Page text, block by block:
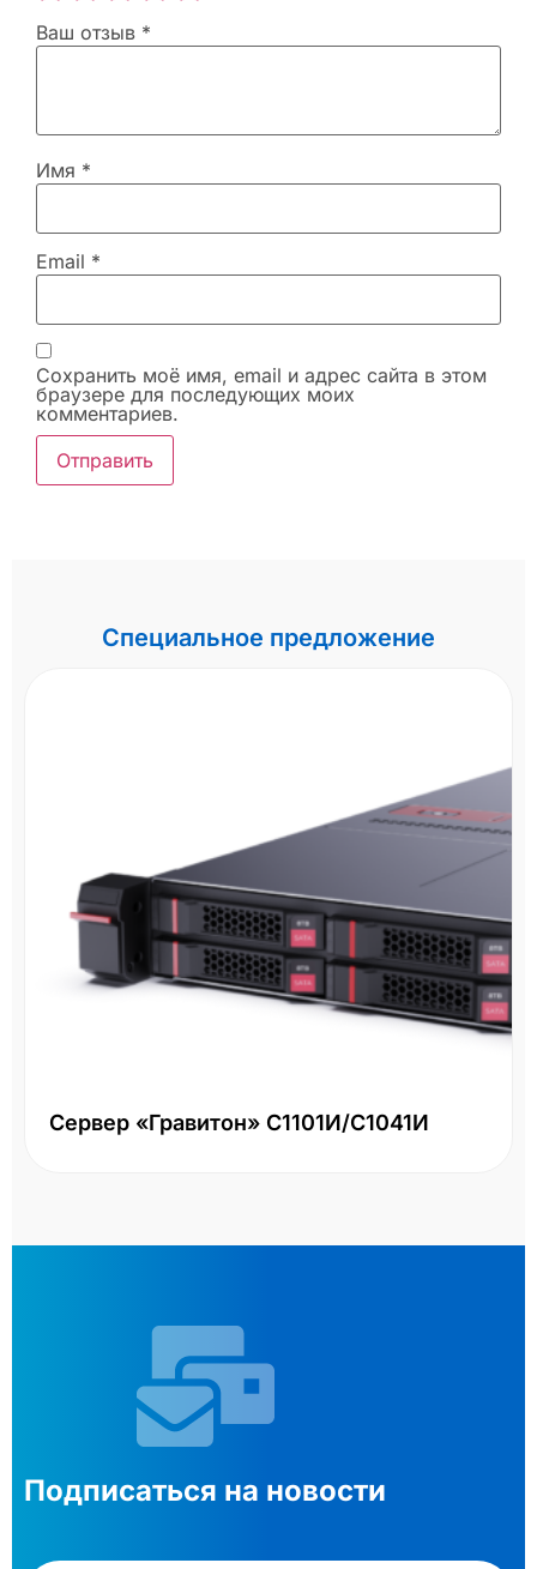
Ваш отзыв *
Имя *
Email *
Сохранить моё имя, email и адрес сайта в этом
браузере для последующих моих
комментариев.
Специальное предложение
Сервер «Гравитон» С1101И/С1041И
Подписаться на новости